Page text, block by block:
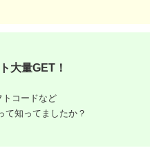
市 金谷 房総
大量GET！
コードなど
て知ってましたか？